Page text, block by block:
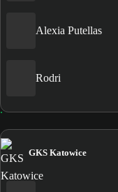
Alexia Putellas
Rodri
GKS Katowice